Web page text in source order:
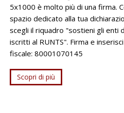
5x1000 è molto più di una firma.
spazio dedicato alla tua
scegli il riquadro "sostieni gli enti
iscritti al RUNTS". Firma e
fiscale: 80001070145
Scopri di più